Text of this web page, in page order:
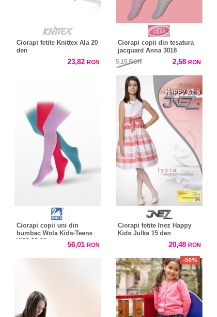
Ciorapi fetite Knittex Ala 20
den
23,82 RON
Ciorapi copii din tesatura
jacquard Anna 3018
5,15RON 2,58 RON
Ciorapi copii uni din
bumbac Wola Kids-Teens
W28-38.00
56,01 RON
Ciorapi fetite Inez Happy
Kids Julka 15 den
20,48 RON
-50%